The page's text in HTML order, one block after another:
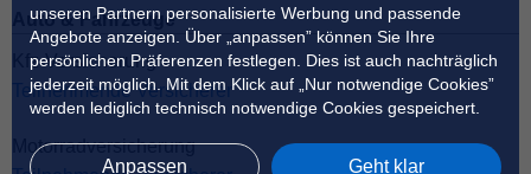
unseren Partnern personalisierte Werbung und passende
Angebote anzeigen. Über „anpassen” können Sie Ihre
persönlichen Präferenzen festlegen. Dies ist auch nachträglich
jederzeit möglich. Mit dem Klick auf „Nur notwendige Cookies”
werden lediglich technisch notwendige Cookies gespeichert.
Anpassen Geht klar
Auto & Fahrzeuge
Kfz-Versicherung
Teilnehmende Versicherer
Motorradversicherung